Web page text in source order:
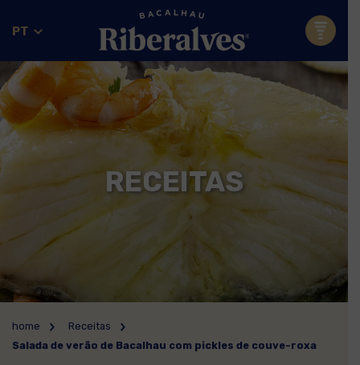
PT
RECEITAS
home
Receitas
Salada de verão de Bacalhau com pickles de couve-roxa